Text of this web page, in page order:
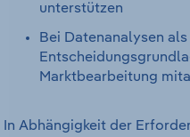
unterstützen
Bei Datenanalysen als
Marktbearbeitung
In Abhängigkeit der